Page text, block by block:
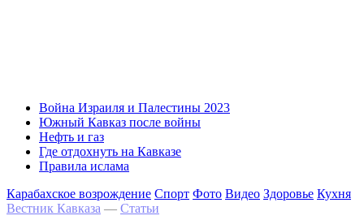
Война Израиля и Палестины 2023
Южный Кавказ после войны
Нефть и газ
Где отдохнуть на Кавказе
Правила ислама
Карабахское возрождение Спорт Фото Видео Здоровье Кухня
Вестник Кавказа — Статьи